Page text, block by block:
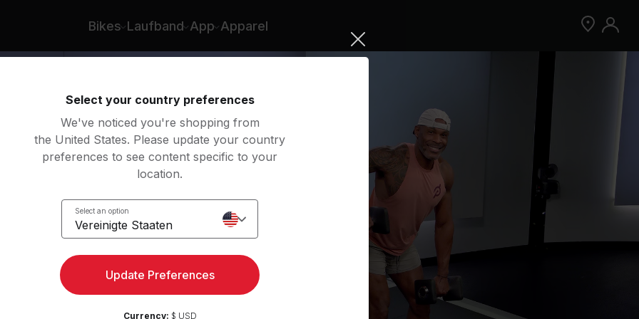
Bikes Laufband App Apparel
Jetzt Peloton App kostenlos testen
Roll
Select your country preferences
We've noticed you're shopping from
the United States. Please update your country
preferences to see content specific to your
location.
Select an option
Vereinigte Staaten
Update Preferences
Currency: $ USD